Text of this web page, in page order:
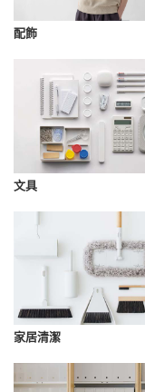
配飾
文具
家居清潔